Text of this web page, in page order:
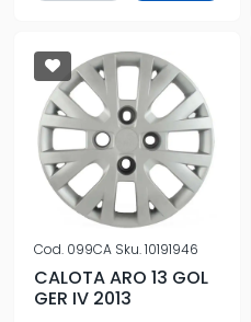
Cod. 099CA Sku.10191946
CALOTA ARO 13 GOL
GER IV 2013